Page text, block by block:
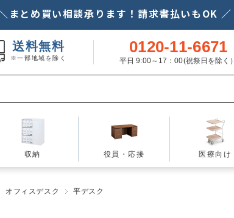
とめ買い相談承ります！請求書払いもOK ／
送料無料
※一部地域を除く
0120-11-6671
平日 9:00～17：00(祝祭日を除く）
収納 役員・応接 医療向け
オフィスデスク 平デスク